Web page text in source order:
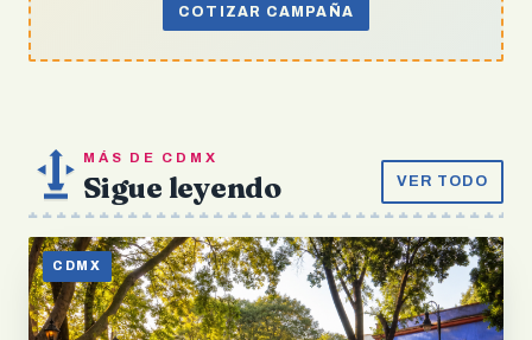
COTIZAR CAMPAÑA
MÁS DE CDMX
Sigue leyendo VER TODO
CDMX